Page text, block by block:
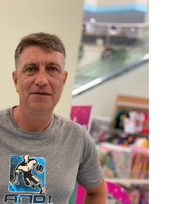
русские